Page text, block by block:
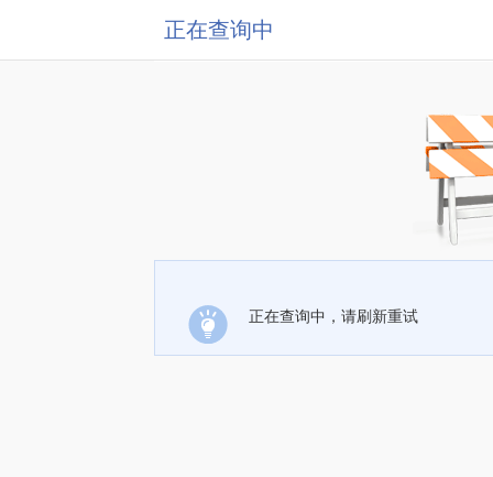
正在查询中
正在查询中，请刷新重试